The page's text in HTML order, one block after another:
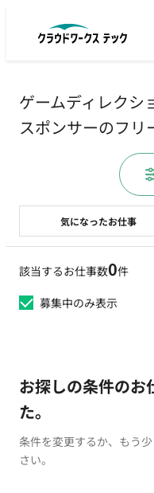
ゲームディレクシ
スポンサーのフリ
該当するお仕事数0件
募集中のみ表示
お探しの条件のお
た。
条件を変更するか、もう
さい。
気になったお仕事